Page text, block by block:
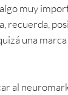
muy
recuerda,
una
al